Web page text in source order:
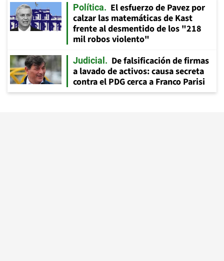
Política
El esfuerzo de Pavez por
calzar las matemáticas de Kast
frente al desmentido de los "218
mil robos violento"
Judicial
De falsificación de firmas
a lavado de activos: causa secreta
contra el PDG cerca a Franco Parisi